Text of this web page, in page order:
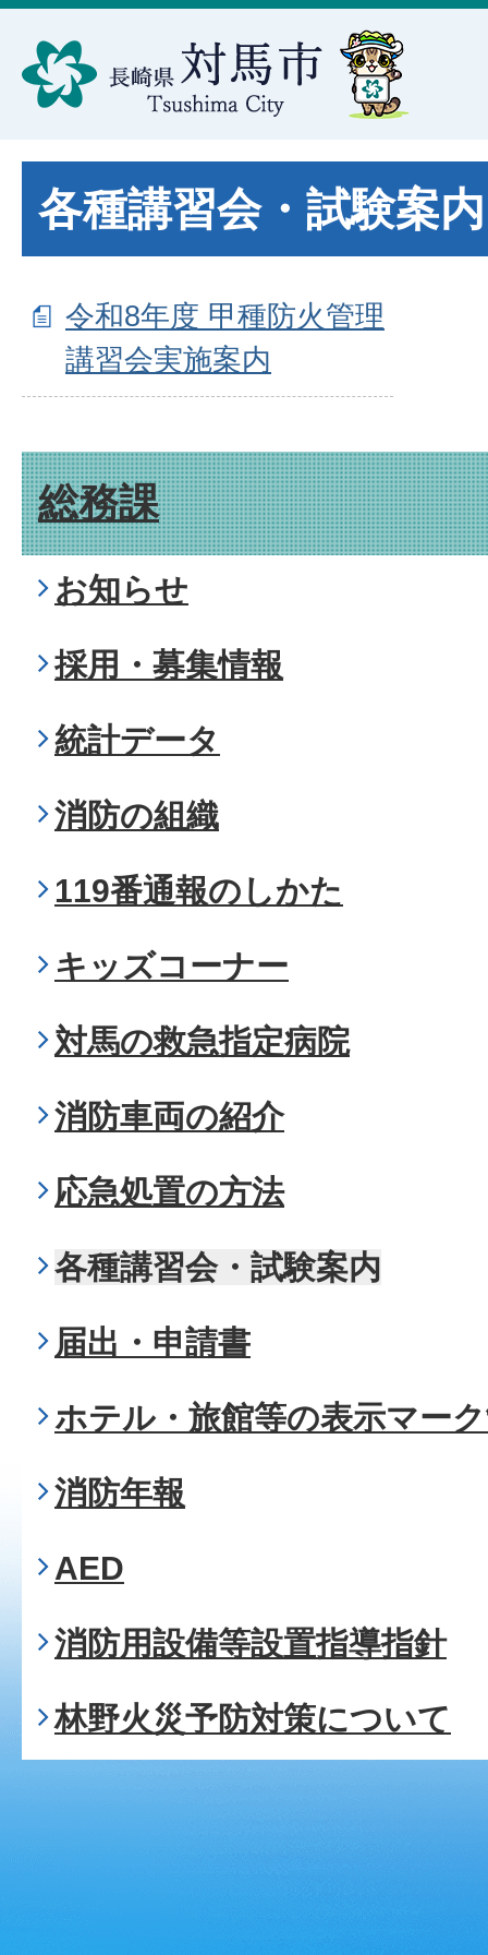
各種講習会・試験案内
令和8年度 甲種防火管理
講習会実施案内
総務課
お知らせ
採用・募集情報
統計データ
消防の組織
119番通報のしかた
キッズコーナー
対馬の救急指定病院
消防車両の紹介
応急処置の方法
各種講習会・試験案内
届出・申請書
ホテル・旅館等の表示マー
消防年報
AED
消防用設備等設置指導指針
林野火災予防対策について